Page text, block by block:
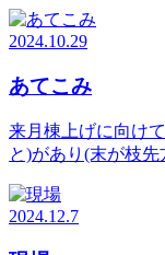
2024.10.29
あてこみ
来月棟上げに向け
と)があり(末が枝
2024.12.7